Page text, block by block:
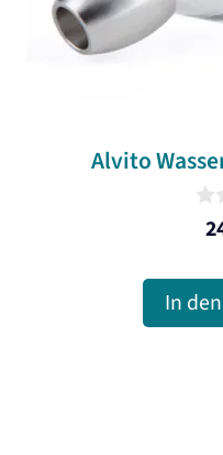
Alvito
0
o
t
o
f
5
In